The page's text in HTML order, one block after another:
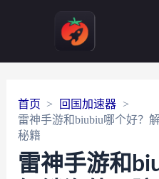
首页
回国加速器
雷神手游和biubiu哪个好？
秘籍
雷神手游和